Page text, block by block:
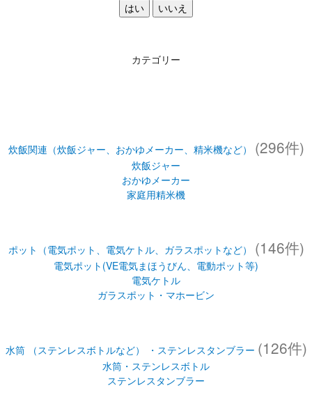
はい
いいえ
カテゴリー
炊飯関連（炊飯ジャー、おかゆメーカー、精米機など） (296件)
炊飯ジャー
おかゆメーカー
家庭用精米機
ポット（電気ポット、電気ケトル、ガラスポットなど） (146件)
電気ポット(VE電気まほうびん、電動ポット等)
電気ケトル
ガラスポット・マホービン
水筒 （ステンレスボトルなど） ・ステンレスタンブラー (126件)
水筒・ステンレスボトル
ステンレスタンブラー